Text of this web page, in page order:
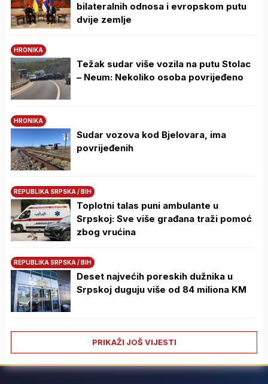
bilateralnih odnosa i evropskom putu
dvije zemlje
HRONIKA
Težak sudar više vozila na putu Stolac
– Neum: Nekoliko osoba povrijeđeno
HRONIKA
Sudar vozova kod Bjelovara, ima
povrijeđenih
REPUBLIKA SRPSKA / BIH
Toplotni talas puni ambulante u
Srpskoj: Sve više građana traži pomoć
zbog vrućina
REPUBLIKA SRPSKA / BIH
Deset najvećih poreskih dužnika u
Srpskoj duguju više od 84 miliona KM
PRIKAŽI JOŠ VIJESTI